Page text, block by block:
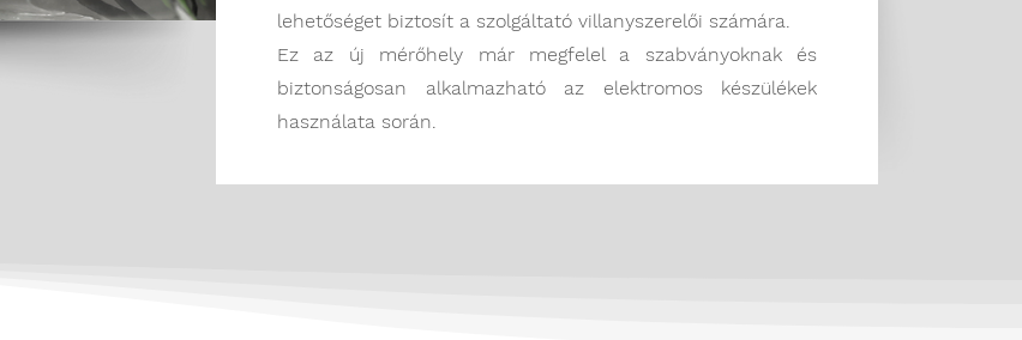
lehetőséget biztosít a szolgáltató villanyszerelői számára.
Ez az új mérőhely már megfelel a szabványoknak és
biztonságosan alkalmazható az elektromos készülékek
használata során.